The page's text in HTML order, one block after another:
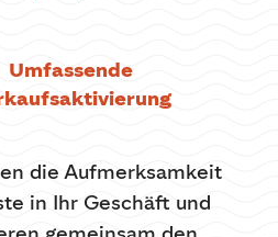
Umfassende
die Aufmerksamkeit
in Ihr Geschäft und